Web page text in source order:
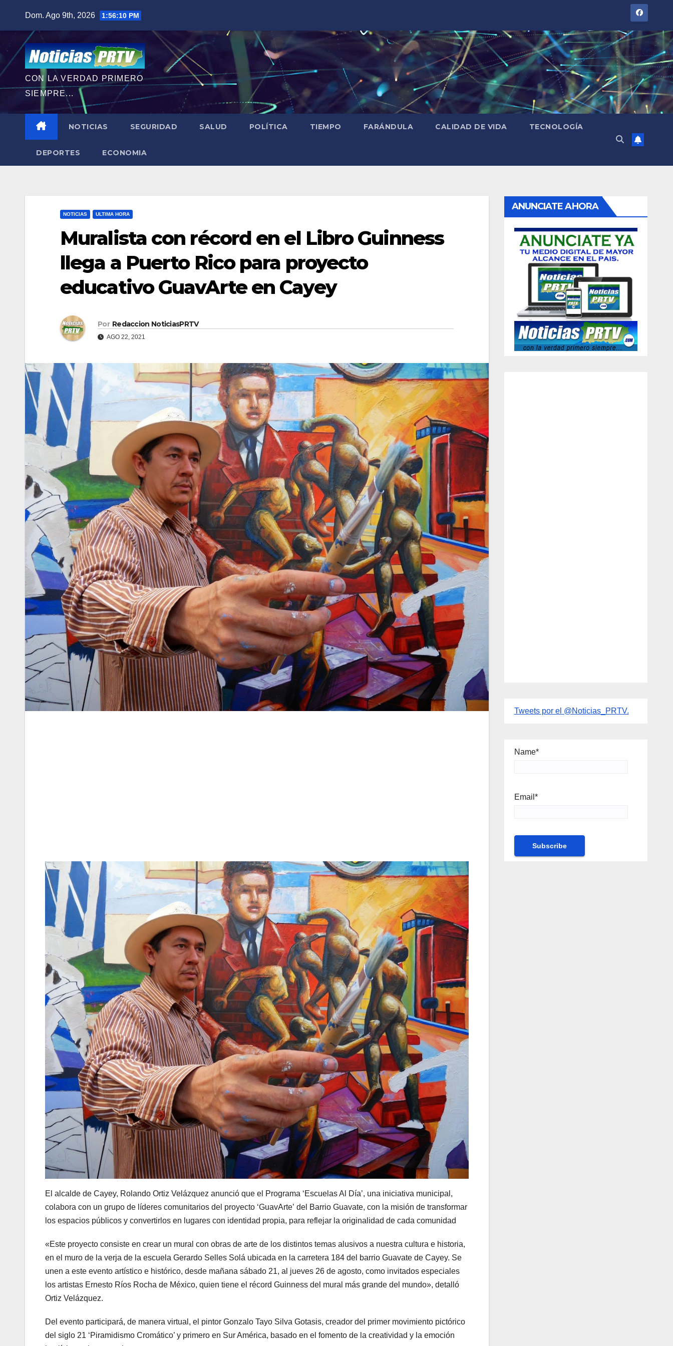
contenido
Dom. Ago 9th, 2026 1:56:11 PM
CON LA VERDAD PRIMERO
SIEMPRE...
NOTICIAS SEGURIDAD SALUD POLÍTICA TIEMPO FARÁNDULA CALIDAD DE VIDA TECNOLOGÍA
DEPORTES ECONOMIA
NOTICIAS ULTIMA HORA
Muralista con récord en el Libro Guinness
llega a Puerto Rico para proyecto
educativo GuavArte en Cayey
Por Redaccion NoticiasPRTV
AGO 22, 2021
El alcalde de Cayey, Rolando Ortiz Velázquez anunció que el Programa ‘Escuelas Al Día’, una iniciativa municipal,
colabora con un grupo de líderes comunitarios del proyecto ‘GuavArte’ del Barrio Guavate, con la misión de transformar
los espacios públicos y convertirlos en lugares con identidad propia, para reflejar la originalidad de cada comunidad
«Este proyecto consiste en crear un mural con obras de arte de los distintos temas alusivos a nuestra cultura e historia,
en el muro de la verja de la escuela Gerardo Selles Solá ubicada en la carretera 184 del barrio Guavate de Cayey. Se
unen a este evento artístico e histórico, desde mañana sábado 21, al jueves 26 de agosto, como invitados especiales
los artistas Ernesto Ríos Rocha de México, quien tiene el récord Guinness del mural más grande del mundo», detalló
Ortiz Velázquez.
Del evento participará, de manera virtual, el pintor Gonzalo Tayo Silva Gotasis, creador del primer movimiento pictórico
del siglo 21 ‘Piramidismo Cromático’ y primero en Sur América, basado en el fomento de la creatividad y la emoción
ANUNCIATE AHORA
Tweets por el @Noticias_PRTV.
Name*
Email*